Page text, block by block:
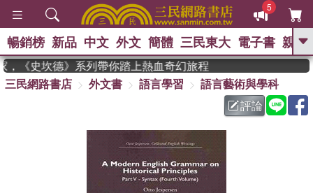
5
GO
熱搜： 東野圭吾 、 高希均教授回憶錄
父親節 、 如果歷
暑期推薦 、 國際布克
獎 臺灣漫遊錄 、 方念華
登輝時代 、 數學女孩：黎曼猜想
偉大的迷走神經
暢銷榜 新品 中文 外文 簡體 三民東大 電子書 親子
《史坎德》系列帶你踏上熱血奇幻旅程
三民網路書店
外文書 語言學習
語言藝術與學科
評論